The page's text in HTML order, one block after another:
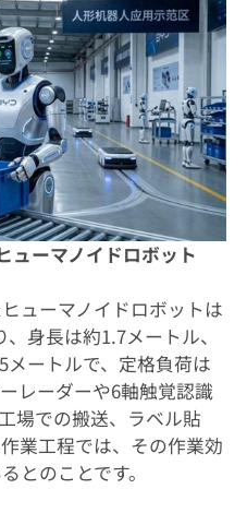
ューマノイドロボット
ューマノイドロボットは
身長は約1.7メートル、
ートルで、定格負荷は
レーダーや6軸触覚認識
場での搬送、ラベル貼
業工程では、その作業効
とのことです。